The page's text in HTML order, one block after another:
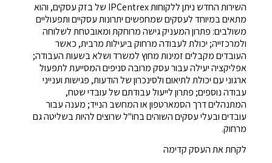
השירות החדש ניתן ללקוחות IPCentrex של בזק עסקים, והוא
מתאים במיוחד לעסקים שמחפשים יתרונות עסקיים ותפעוליים
משולבים: פתרון המעניק גישה מרוחקת ומאובטחת לשלוחה
ולמרכזייה; יכולת לעבודה מרחוק ביעילות מרבית, כאשר
העובדים מקבלים זמינות מחוץ למשרד ושלא בשעות העבודה;
אפליקציה יעילה עבור עסק מרובה סניפים המסייעת לתפעול
ארגוני עם יכולת לתיאום ולסינכרון של הודעות, פגישות וענייני
עבודה נוספים; פתרון לייעול עבודתם של עובדי שטח,
המתנהלים דרך הסמארטפון או המחשב הנייד; מענה עבור
עובדים ובעלי עסקים השוהים בחו"ל שרוצים להיות בשליטה גם
מרחוק.
לקחת את העסק קדימה